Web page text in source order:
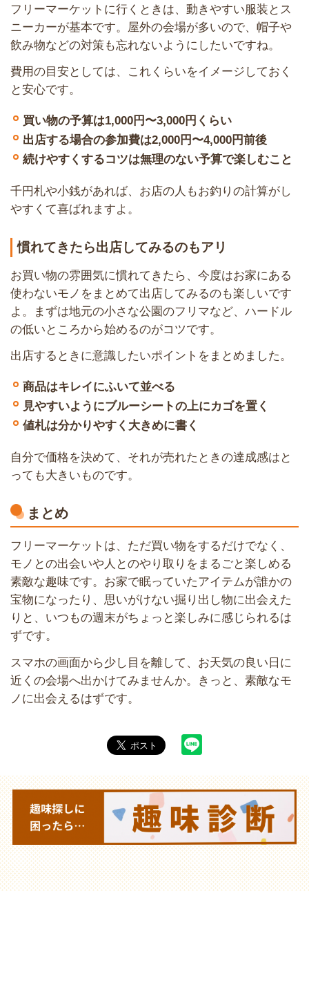
フリーマーケットに行くときは、動きやすい服装とス
ニーカーが基本です。屋外の会場が多いので、帽子や
飲み物などの対策も忘れないようにしたいですね。
費用の目安としては、これくらいをイメージしておく
と安心です。
買い物の予算は1,000円〜3,000円くらい
出店する場合の参加費は2,000円〜4,000円前後
続けやすくするコツは無理のない予算で楽しむこと
千円札や小銭があれば、お店の人もお釣りの計算がし
やすくて喜ばれますよ。
慣れてきたら出店してみるのもアリ
お買い物の雰囲気に慣れてきたら、今度はお家にある
使わないモノをまとめて出店してみるのも楽しいです
よ。まずは地元の小さな公園のフリマなど、ハードル
の低いところから始めるのがコツです。
出店するときに意識したいポイントをまとめました。
商品はキレイにふいて並べる
見やすいようにブルーシートの上にカゴを置く
値札は分かりやすく大きめに書く
自分で価格を決めて、それが売れたときの達成感はと
っても大きいものです。
まとめ
フリーマーケットは、ただ買い物をするだけでなく、
モノとの出会いや人とのやり取りをまるごと楽しめる
素敵な趣味です。お家で眠っていたアイテムが誰かの
宝物になったり、思いがけない掘り出し物に出会えた
りと、いつもの週末がちょっと楽しみに感じられるは
ずです。
スマホの画面から少し目を離して、お天気の良い日に
近くの会場へ出かけてみませんか。きっと、素敵なモ
ノに出会えるはずです。